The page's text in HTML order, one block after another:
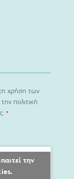
χρήση των
πολιτική
*
την